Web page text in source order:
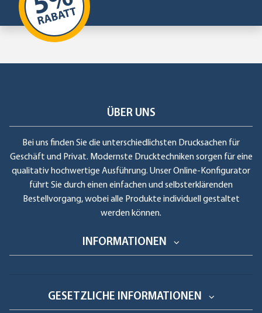
ÜBER UNS
Bei uns finden Sie die unterschiedlichsten Drucksachen für
Geschäft und Privat. Modernste Drucktechniken sorgen für eine
qualitativ hochwertige Ausführung. Unser Online-Konfigurator
führt Sie durch einen einfachen und selbsterklärenden
Bestellvorgang, wobei alle Produkte individuell gestaltet
werden können.
INFORMATIONEN
GESETZLICHE INFORMATIONEN